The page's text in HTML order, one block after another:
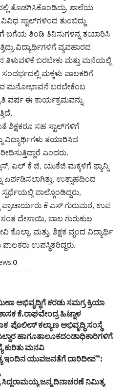
ತೊಡಗಿಸಿಕೊಂಡಿದ್ರು. ಶಾಲೆಯ
ವಿವಿಧ ಸ್ಟಾಲ್‌ಗಳಿಂದ ತುಂಬಿದ್ದು
ಬಗೆಯ ತಿಂಡಿ ತಿನಿಸುಗಳನ್ನ ತಯಾರಿಸಿ
ವ್ಯವಹಾರದ
ತಿಳುವಳಿಕೆ ಬರಬೇಕು ಮತ್ತು ಮನೆಯಲ್ಲಿ
ಮಕ್ಕಳು ಪಾಲಕರಿಗೆ
ಮನೋಭಾವನೆ ಬರಬೇಕೆಂಬ
ವರ್ಷ ಈ ಕಾರ್ಯಕ್ರಮವನ್ನು
ಶಿಕ್ಷಕರೂ ಸಹ ಸ್ಟಾಲ್‌ಗಳಿಗೆ
ವಿದ್ಯಾರ್ಥಿಗಳು ತಯಾರಿಸಿದ
ಎಂದರು.
ಎಲ್ ಕೆ ಜಿ, ಯುಕೆಜಿ ಮಕ್ಕಳಿಗೆ ಫ್ಯಾನ್ಸಿ
ಏರ್ಪಡಿಸಲಾಗಿತ್ತು, ಉತ್ಸಾಹದಿಂದ
ಪಾಲ್ಗೊಂಡಿದ್ದರು,
ಕೆ ಎಸ್ ಗುರುಮಠ, ಉಪ
ದೇಸಾಯಿ, ಬಾಲ ಗುರುಕುಲ
ಕೊಲ್ಲಾ, ಮತ್ತು. ಶಿಕ್ಷಕ ವೃಂದ ವಿದ್ಯಾರ್ಥಿ
ಉಪಸ್ಥಿತರಿದ್ದರು.
0
ಅಭಿವೃದ್ಧಿಗೆ ಕರಡು ಸಮಗ್ರ ಕ್ರಿಯಾ
ಕೆ.ರಾಘವೇಂದ್ರ ಹಿಟ್ನಾಳ
ಪೊಲೀಸ್ ಕಲ್ಯಾಣ ಅಭಿವೃದ್ಧಿ ಸಂಸ್ಥೆ
ಹಾಗೂತಾಲೂಕದಂಡಾಧಿಕಾರಿಗಳಿಗೆ
ಕುರಿತು ಮನವಿ
ಇಂದಿನ ಯುವಜನತೆಗೆ ದಾರಿದೀಪ”:
ಸಿದ್ದರಾಮಯ್ಯ ಜನ್ಮ ದಿನಾಚರಣೆ ನಿಮಿತ್ಯ